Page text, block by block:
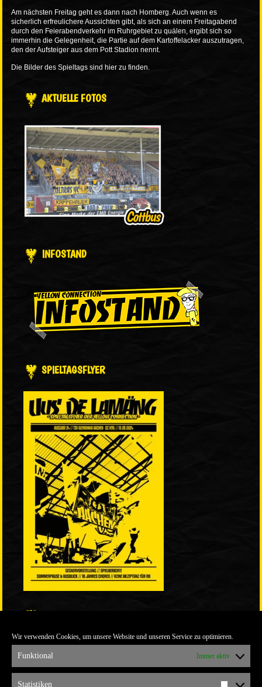
Wir verwenden Cookies, um unsere Website und unseren Service zu optimieren.
Funktional Immer aktiv
Statistiken
Am nächsten Freitag geht es dann nach Homberg. Auch wenn es
sicherlich erfreulichere Aussichten gibt, als sich an einem Freitagabend
durch den Feierabendverkehr im Ruhrgebiet zu quälen, ergibt sich so
immerhin die Gelegenheit, die Partie auf dem Kartoffelacker auszutragen,
den der Aufsteiger aus dem Pott Stadion nennt.
Die Bilder des Spieltags sind hier zu finden.
AKTUELLE FOTOS
INFOSTAND
SPIELTAGSFLYER
ULTRABLOG DER YELLOW CONNECTION
ALEMANNIA VERKAUFT MAN NICHT
ARCHIV